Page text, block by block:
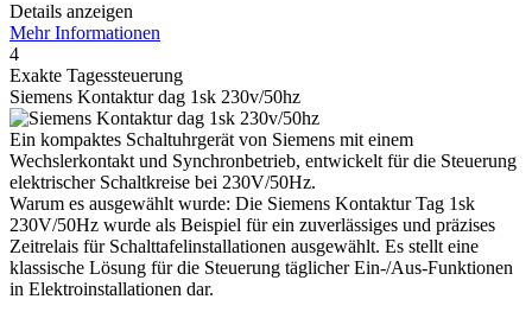
Details anzeigen
Mehr Informationen
4
Exakte Tagessteuerung
Siemens Kontaktur dag 1sk 230v/50hz
Ein kompaktes Schaltuhrgerät von Siemens mit einem
Wechslerkontakt und Synchronbetrieb, entwickelt für die Steuerung
elektrischer Schaltkreise bei 230V/50Hz.
Warum es ausgewählt wurde: Die Siemens Kontaktur Tag 1sk
230V/50Hz wurde als Beispiel für ein zuverlässiges und präzises
Zeitrelais für Schalttafelinstallationen ausgewählt. Es stellt eine
klassische Lösung für die Steuerung täglicher Ein-/Aus-Funktionen
in Elektroinstallationen dar.